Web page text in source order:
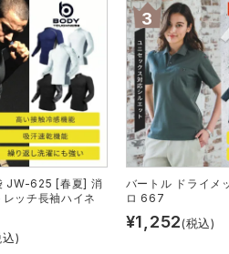
ア
キング
マック
ボンマックス
CUP
カーシーカシマ
JW-625 [春夏] 消
ッチ長袖ハイネ
込)
バートル ドライメ
ロ 667
¥1,252(税込)